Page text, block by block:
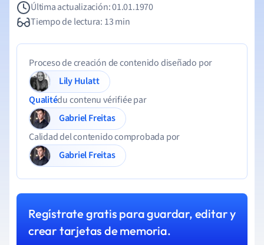
Última actualización: 01.01.1970
Tiempo de lectura: 13 min
Proceso de creación de contenido diseñado por
Lily Hulatt
Qualitédu contenu vérifiée par
Gabriel Freitas
Calidad del contenido comprobada por
Gabriel Freitas
Regístrate gratis para guardar, editar y
crear tarjetas de memoria.